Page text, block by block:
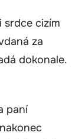
srdce cizím
za
dokonale.
paní